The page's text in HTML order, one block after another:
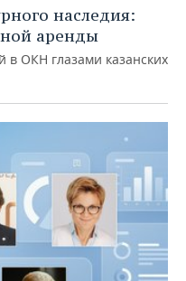
наследия:
аренды
ОКН глазами казанских